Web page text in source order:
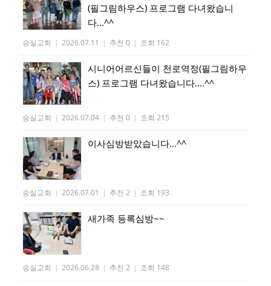
(필그림하우스) 프로그램 다녀왔습니
다...^^
숭실교회 | 2026.07.11 | 추천 0 | 조회 162
시니어어르신들이 천로역정(필그림하우
스) 프로그램 다녀왔습니다....^^
숭실교회 | 2026.07.04 | 추천 0 | 조회 215
이사심방받았습니다...^^
숭실교회 | 2026.07.01 | 추천 2 | 조회 193
새가족 등록심방~~
숭실교회 | 2026.06.28 | 추천 2 | 조회 148